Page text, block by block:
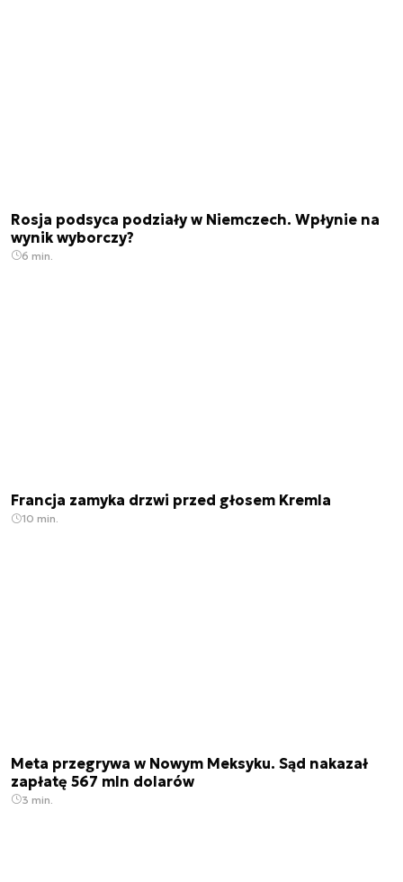
Rosja podsyca podziały w Niemczech. Wpłynie na
wynik wyborczy?
6 min.
Francja zamyka drzwi przed głosem Kremla
10 min.
Meta przegrywa w Nowym Meksyku. Sąd nakazał
zapłatę 567 mln dolarów
3 min.